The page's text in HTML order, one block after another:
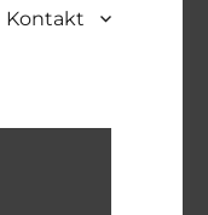
Kontakt